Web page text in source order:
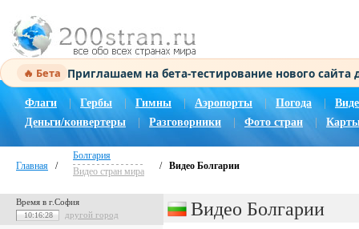
🔥 Бета Приглашаем на бета-тестирование нового
Флаги Гербы Гимны | Аэропорты Погода |
Деньги/конвертеры
Разговорники Фото стран
Главная /
Болгария
Видео стран мира
/ Видео Болгарии
Время в г.София
10:16:29 другой город Видео Болгарии